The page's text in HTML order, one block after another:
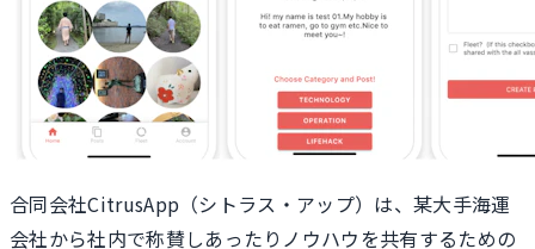
合同会社CitrusApp（シトラス・アップ）は、某大手海運
会社から社内で称賛しあったりノウハウを共有するための